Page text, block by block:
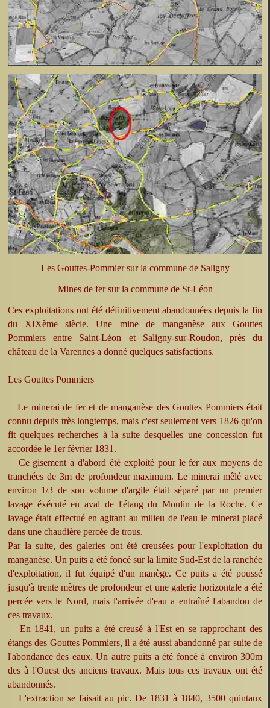
Les Gouttes-Pommier sur la commune de Saligny
Mines de fer sur la commune de St-Léon
Ces exploitations ont été définitivement abandonnées depuis la fin
du XIXème siècle. Une mine de manganèse aux Gouttes
Pommiers entre Saint-Léon et Saligny-sur-Roudon, près du
château de la Varennes a donné quelques satisfactions.
Les Gouttes Pommiers
Le minerai de fer et de manganèse des Gouttes Pommiers était
connu depuis très longtemps, mais c'est seulement vers 1826 qu'on
fit quelques recherches à la suite desquelles une concession fut
accordée le 1er février 1831.
Ce gisement a d'abord été exploité pour le fer aux moyens de
tranchées de 3m de profondeur maximum. Le minerai mêlé avec
environ 1/3 de son volume d'argile était séparé par un premier
lavage éxécuté en aval de l'étang du Moulin de la Roche. Ce
lavage était effectué en agitant au milieu de l'eau le minerai placé
dans une chaudière percée de trous.
Par la suite, des galeries ont été creusées pour l'exploitation du
manganèse. Un puits a été foncé sur la limite Sud-Est de la ranchée
d'exploitation, il fut équipé d'un manège. Ce puits a été poussé
jusqu'à trente mètres de profondeur et une galerie horizontale a été
percée vers le Nord, mais l'arrivée d'eau a entraîné l'abandon de
ces travaux.
En 1841, un puits a été creusé à l'Est en se rapprochant des
étangs des Gouttes Pommiers, il a été aussi abandonné par suite de
l'abondance des eaux. Un autre puits a été foncé à environ 300m
des à l'Ouest des anciens travaux. Mais tous ces travaux ont été
abandonnés.
L'extraction se faisait au pic. De 1831 à 1840, 3500 quintaux